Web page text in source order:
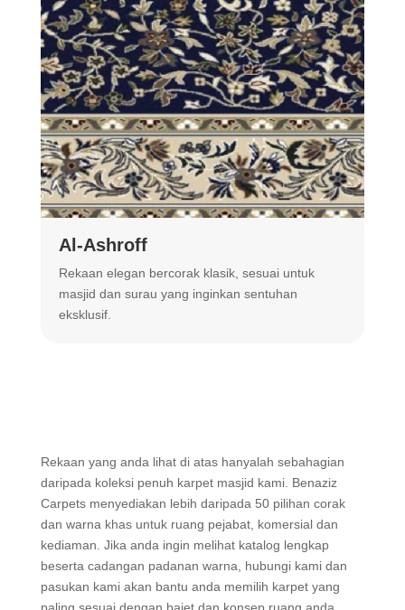
Al-Ashroff
Rekaan elegan bercorak klasik, sesuai untuk
masjid dan surau yang inginkan sentuhan
eksklusif.
Rekaan yang anda lihat di atas hanyalah sebahagian
daripada koleksi penuh karpet masjid kami. Benaziz
Carpets menyediakan lebih daripada 50 pilihan corak
dan warna khas untuk ruang pejabat, komersial dan
kediaman. Jika anda ingin melihat katalog lengkap
beserta cadangan padanan warna, hubungi kami dan
pasukan kami akan bantu anda memilih karpet yang